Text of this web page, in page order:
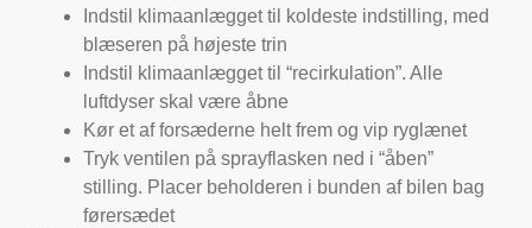
Indstil klimaanlægget til koldeste indstilling, med
blæseren på højeste trin
Indstil klimaanlægget til “recirkulation”. Alle
luftdyser skal være åbne
Kør et af forsæderne helt frem og vip ryglænet
Tryk ventilen på sprayflasken ned i “åben”
stilling. Placer beholderen i bunden af bilen bag
førersædet